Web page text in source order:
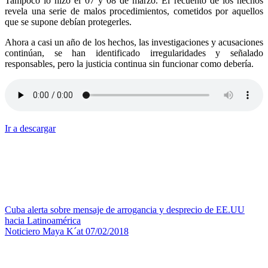
revela una serie de malos procedimientos, cometidos por aquellos
que se supone debían protegerles.
Ahora a casi un año de los hechos, las investigaciones y acusaciones
continúan, se han identificado irregularidades y señalado
responsables, pero la justicia continua sin funcionar como debería.
Ir a descargar
Navegación
de
Cuba alerta sobre mensaje de arrogancia y desprecio de EE.UU
hacia Latinoamérica
Noticiero Maya K´at 07/02/2018